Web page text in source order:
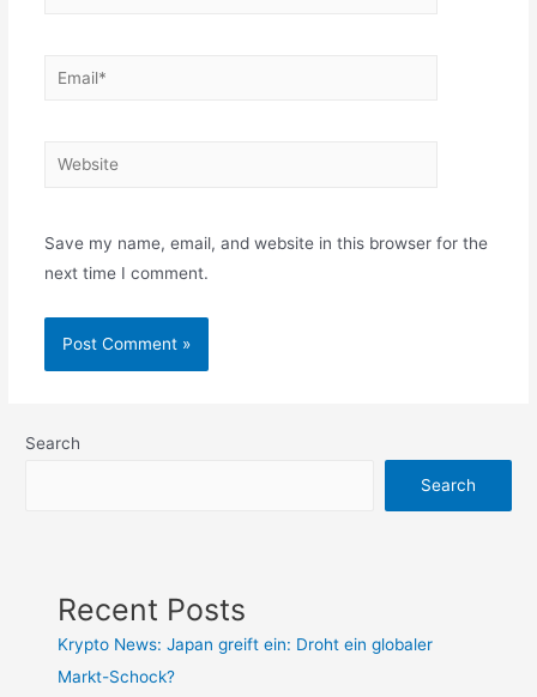
Email*
Website
Save my name, email, and website in this browser for the
next time I comment.
Search
Search
Recent Posts
Krypto News: Japan greift ein: Droht ein globaler
Markt-Schock?